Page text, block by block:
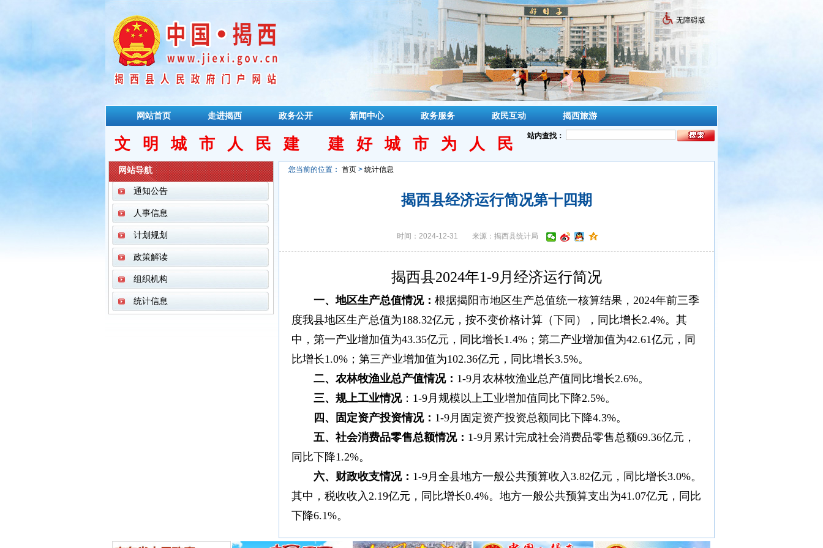
无障碍版
网站首页 走进揭西 政务公开 新闻中心 政务服务 政民互动 揭西旅游
文明城市人民建 建好城市为人民 站内查找：
网站导航
通知公告
人事信息
计划规划
政策解读
组织机构
统计信息
您当前的位置： 首页 > 统计信息
揭西县经济运行简况第十四期
时间：2024-12-31 来源：揭西县统计局
揭西县2024年1-9月经济运行简况
一、地区生产总值情况： 根据揭阳市地区生产总值统一核算结果，2024年前三季
度我县地区生产总值为188.32亿元，按不变价格计算（下同），同比增长2.4%。其
中，第一产业增加值为43.35亿元，同比增长1.4%；第二产业增加值为42.61亿元，同
比增长1.0%；第三产业增加值为102.36亿元，同比增长3.5%。
二、农林牧渔业总产值情况： 1-9月农林牧渔业总产值同比增长2.6%。
三、规上工业情况：1-9月规模以上工业增加值同比下降2.5%。
四、
固定资产投资情况： 1-9月固定资产投资总额同比下降4.3%。
五、 社会消费品零售总额情况： 1-9月累计完成社会消费品零售总额69.36亿元，
同比下降1.2%。
六、 财政收支情况： 1-9月全县地方一般公共预算收入3.82亿元，同比增长3.0%。
其中，税收收入2.19亿元，同比增长0.4%。地方一般公共预算支出为41.07亿元，同比
下降6.1%。